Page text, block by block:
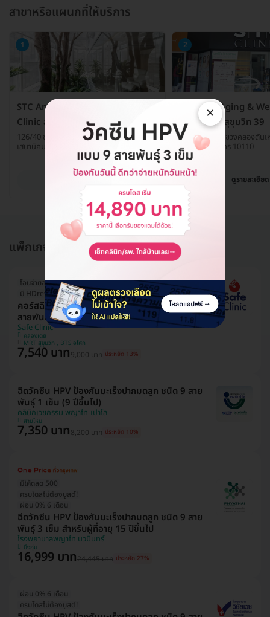
สาขาหรือแผนกที่ให้บริการ
1
STC Anti-Aging & Wellness
Clinic สาขาพหลโยธิน 32
126/40 ซ. พหลโยธิน 32 ถ. เสนานิคม 1 แขวง
เสนานิคม เขตจตุจักร กรุงเทพมหานคร 10900
ดูรายละเอียด
2
STC Anti-Aging &
Clinic สาขาสุขุมวิท 39
ซ. สุขุมวิท 39 แขวงคลองตัน
กรุงเทพมหานคร 10110
ดูรายละเอียด
แพ็กเกจอื่นใน ฉีดวัคซีน HPV (HPV Vaccine)
โอนจ่ายลดเพิ่ม 300 บ.
มี HDreview
คอร์สฉีดวัคซีน HPV ป้องกันมะเร็งปากมดลูก ชนิด 4
สายพันธุ์ 3 เข็ม (15 ปีขึ้นไป)
Safe Clinic
คลองเตย
MRT สุขุมวิท , BTS อโศก
7,540 บาท9,000 บาท ประหยัด 13%
ฉีดวัคซีน HPV ป้องกันมะเร็งปากมดลูก ชนิด 9 สาย
พันธุ์ 1 เข็ม (9 ปีขึ้นไป)
คลินิกเวชกรรม พญาไท-เปาโล
สายไหม
7,350 บาท8,200 บาท ประหยัด 10%
มีโค้ดลด 500
ครบโดสไม่ต้องบูสต์!
ผ่อน 0% 6 เดือน
ฉีดวัคซีน HPV ป้องกันมะเร็งปากมดลูก ชนิด 9 สาย
พันธุ์ 3 เข็ม สำหรับผู้ที่อายุ 15 ปีขึ้นไป
โรงพยาบาลพญาไท นวมินทร์
บึงกุ่ม
16,999 บาท24,445 บาท ประหยัด 27%
ผ่อน 0% 6 เดือน
ครบโดสไม่ต้องบูสต์!
×